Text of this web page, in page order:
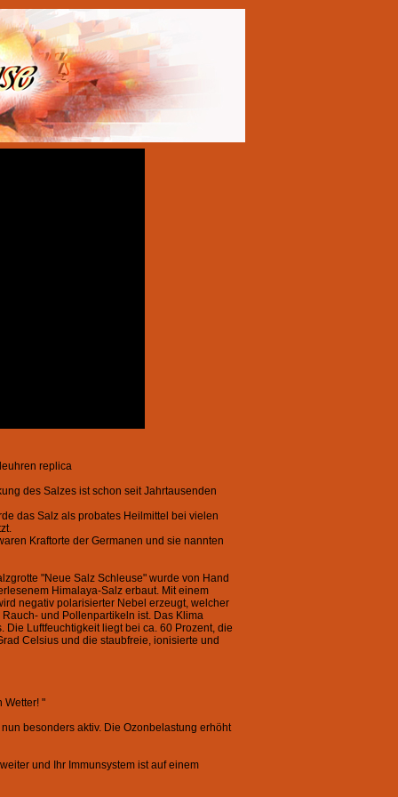
replica
des Salzes ist schon seit Jahrtausenden
das Salz als probates Heilmittel bei vielen
Kraftorte der Germanen und sie nannten
"Neue Salz Schleuse" wurde von Hand
Himalaya-Salz erbaut. Mit einem
negativ polarisierter Nebel erzeugt, welcher
und Pollenpartikeln ist. Das Klima
Die Luftfeuchtigkeit liegt bei ca. 60 Prozent, die
Celsius und die staubfreie, ionisierte und
Wetter! "
besonders aktiv. Die Ozonbelastung erhöht
und Ihr Immunsystem ist auf einem